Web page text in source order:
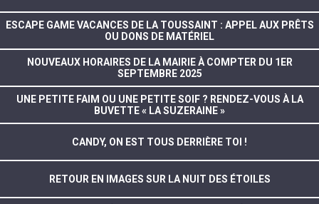
ESCAPE GAME VACANCES DE LA TOUSSAINT : APPEL AUX PRÊTS
OU DONS DE MATÉRIEL
NOUVEAUX HORAIRES DE LA MAIRIE À COMPTER DU 1ER
SEPTEMBRE 2025
UNE PETITE FAIM OU UNE PETITE SOIF ? RENDEZ-VOUS À LA
BUVETTE « LA SUZERAINE »
CANDY, ON EST TOUS DERRIÈRE TOI !
RETOUR EN IMAGES SUR LA NUIT DES ÉTOILES